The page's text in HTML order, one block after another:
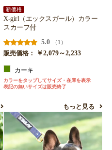
新価格
X-girl（エックスガール）カラー
スカーフ付
5.0
（1）
販売価格：
￥2,079～2,233
カーキ
カラーをタップしてサイズ・在庫を表示
表記の無いサイズは販売終了
もっと見る